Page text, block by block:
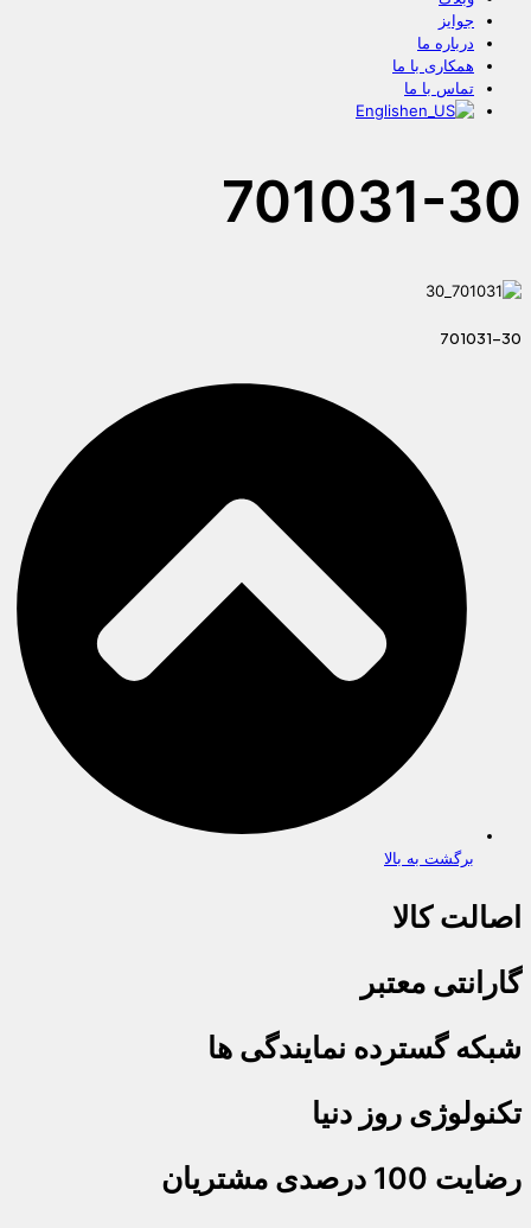
جوایز
درباره ما
همکاری با ما
تماس با ما
English
701031-30
701031-30
برگشت به بالا
اصالت کالا
گارانتی معتبر
شبکه گسترده نمایندگی ها
تکنولوژی روز دنیا
رضایت 100 درصدی مشتریان